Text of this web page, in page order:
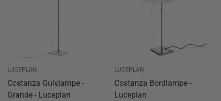
LUCEPLAN
Costanza Gulvlampe -
Grande - Luceplan
LUCEPLAN
Costanza Bordlampe -
Luceplan